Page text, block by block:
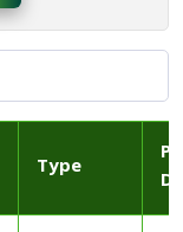
Type